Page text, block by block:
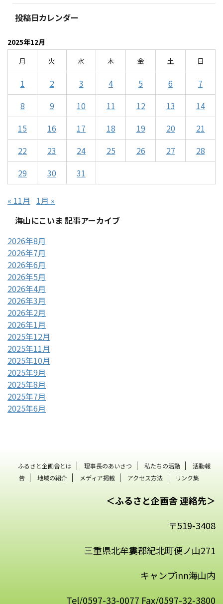
投稿日カレンダー
2025年12月
月
火 水 木 金 土 日
1 2 3 4 5 6
7
8
9 10 11 12 13
14
15
16 17 18 19 20
21
22
23 24 25 26 27
28
29
30 31
« 11月
1月 »
海山にこいま 記事アーカイブ
2026年8月
2026年7月
2026年6月
2026年5月
2026年4月
2026年3月
2026年2月
2026年1月
2025年12月
2025年11月
2025年10月
2025年9月
2025年8月
2025年7月
2025年6月
ふるさと企画舎とは 理事長のあいさつ 私たちの活動
活動報
告
地域の紹介 メディア掲載 アクセス方法 リンク集
＜ふるさと企画舎 連絡先＞
〒519-3408
三重県北牟婁郡紀北町便ノ山271
キャンプinn海山内
Tel/0597-33-0077 Fax/0597-32-3800